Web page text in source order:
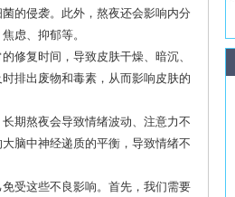
的侵袭。此外，熬夜还会影响内分
虑、抑郁等。
修复时间，导致皮肤干燥、暗沉、
排出废物和毒素，从而影响皮肤的
期熬夜会导致情绪波动、注意力不
脑中神经递质的平衡，导致情绪不
受这些不良影响。首先，我们需要